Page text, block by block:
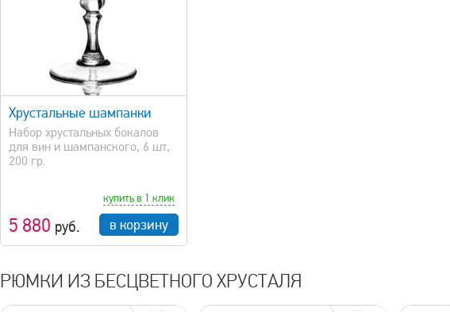
Хрустальные шампанки
Набор хрустальных бокалов
для вин и шампанского, 6 шт,
200 гр.
5 880 руб.
купить в 1 клик
в корзину
РЮМКИ ИЗ БЕСЦВЕТНОГО ХРУСТАЛЯ